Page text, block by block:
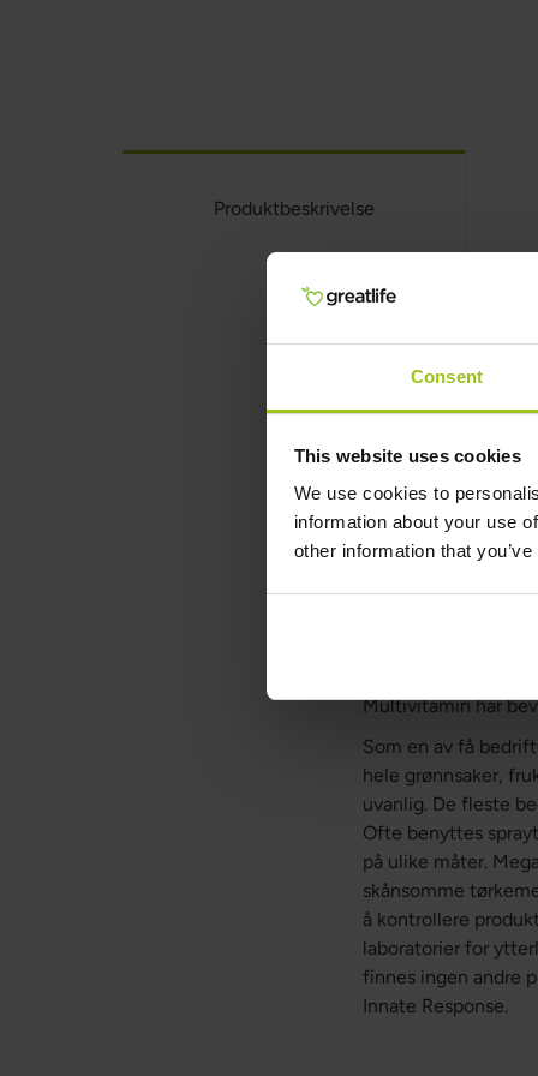
Consent
This website uses cookies
We use cookies to
information about your use
other information that
Produktbeskrivelse
Men's 55+
Men's 55+
oppover. Men's
finnes det også
Advanced
oksidativt stress,
testosteronnivåer
som bevare
kollagendannelse,
Multivitamin har
Som en av få
hele grønnsaker,
uvanlig. De fleste
Ofte benyttes
på ulike måter.
skånsomme
å kontrollere
laboratorier for
finnes ingen andre
Innate Response.